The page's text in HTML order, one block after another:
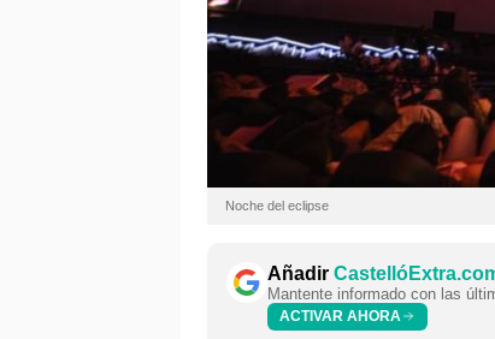
Noche del eclipse
Añadir
Mantente informado con las
ACTIVAR AHORA